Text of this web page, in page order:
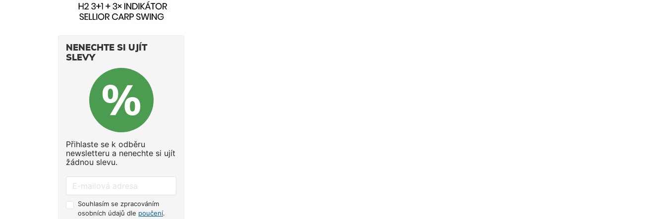
NENECHTE SI UJÍT
SLEVY
Přihlaste se k odběru
newsletteru a nenechte si ujít
žádnou slevu.
Souhlasím se zpracováním
osobních údajů dle poučení.